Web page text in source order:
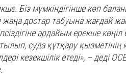
Біз мүмкіндігінше көп
достар табуына жағдай
әрдайым ерекше көңіл
суда құтқару қызметінің
кезекшілік етеді», – деді